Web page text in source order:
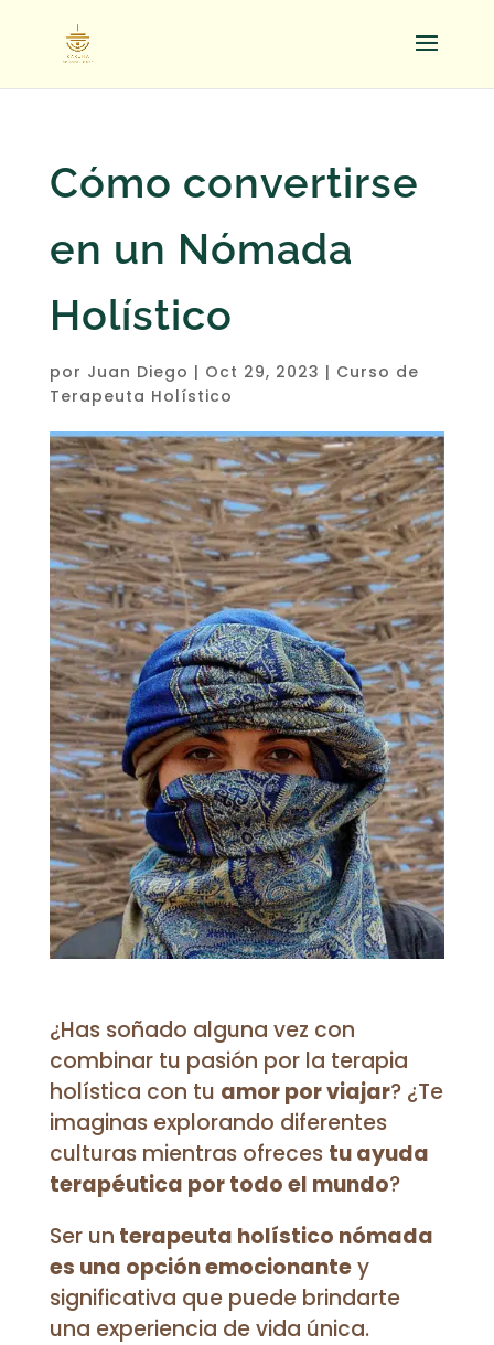
Cómo convertirse
en un Nómada
Holístico
por Juan Diego | Oct 29, 2023 | Curso de
Terapeuta Holístico
¿Has soñado alguna vez con
combinar tu pasión por la terapia
holística con tu amor por viajar? ¿Te
imaginas explorando diferentes
culturas mientras ofreces tu ayuda
terapéutica por todo el mundo?
Ser un terapeuta holístico nómada
es una opción emocionantey
significativa que puede brindarte
una experiencia de vida única.